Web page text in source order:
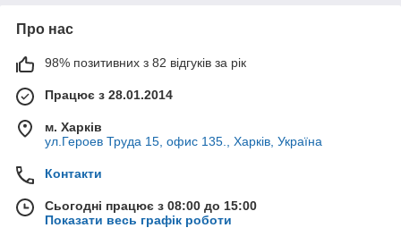
Про нас
98% позитивних з 82 відгуків за рік
Працює з 28.01.2014
м. Харків
ул.Героев Труда 15, офис 135., Харків, Україна
Контакти
Сьогодні працює з 08:00 до 15:00
Показати весь графік роботи